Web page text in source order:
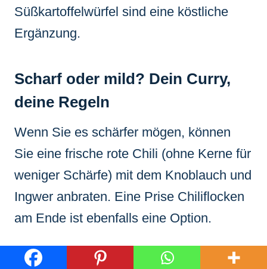
Süßkartoffelwürfel sind eine köstliche
Ergänzung.
Scharf oder mild? Dein Curry,
deine Regeln
Wenn Sie es schärfer mögen, können
Sie eine frische rote Chili (ohne Kerne für
weniger Schärfe) mit dem Knoblauch und
Ingwer anbraten. Eine Prise Chiliflocken
am Ende ist ebenfalls eine Option.
Für eine mildere Variante reduzieren Sie